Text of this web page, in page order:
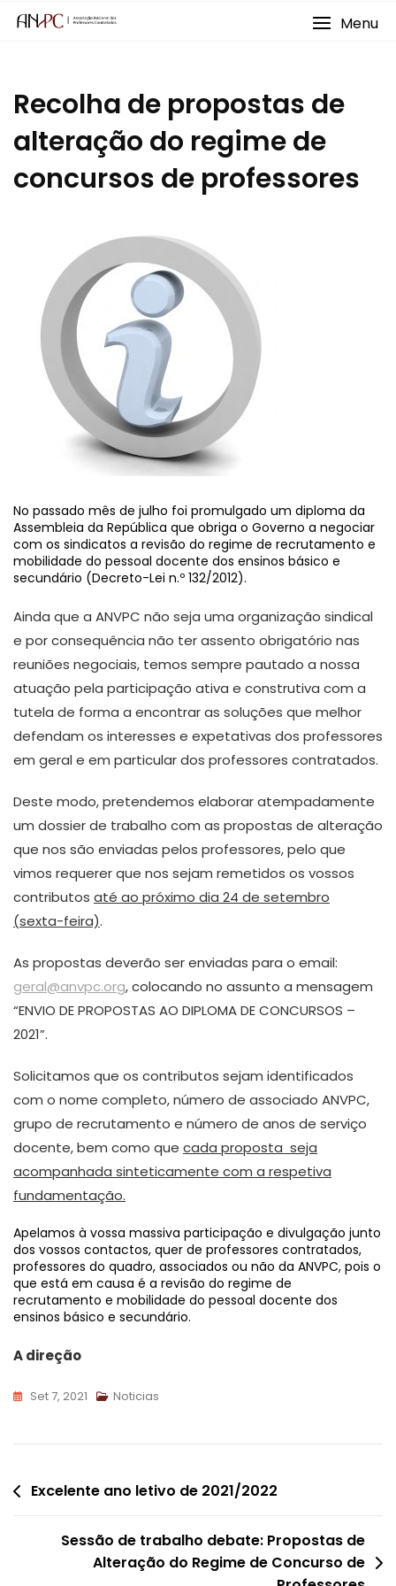
Menu
Recolha de propostas de
alteração do regime de
concursos de professores
No passado mês de julho foi promulgado um diploma da
Assembleia da República que obriga o Governo a negociar
com os sindicatos a revisão do regime de recrutamento e
mobilidade do pessoal docente dos ensinos básico e
secundário (Decreto-Lei n.º 132/2012).
Ainda que a ANVPC não seja uma organização sindical
e por consequência não ter assento obrigatório nas
reuniões negociais, temos sempre pautado a nossa
atuação pela participação ativa e construtiva com a
tutela de forma a encontrar as soluções que melhor
defendam os interesses e expetativas dos professores
em geral e em particular dos professores contratados.
Deste modo, pretendemos elaborar atempadamente
um dossier de trabalho com as propostas de alteração
que nos são enviadas pelos professores, pelo que
vimos requerer que nos sejam remetidos os vossos
contributos até ao próximo dia 24 de setembro
(sexta-feira).
As propostas deverão ser enviadas para o email:
geral@anvpc.org, colocando no assunto a mensagem
“ENVIO DE PROPOSTAS AO DIPLOMA DE CONCURSOS –
2021”.
Solicitamos que os contributos sejam identificados
com o nome completo, número de associado ANVPC,
grupo de recrutamento e número de anos de serviço
docente, bem como que cada proposta seja
acompanhada sinteticamente com a respetiva
fundamentação.
Apelamos à vossa massiva participação e divulgação junto
dos vossos contactos, quer de professores contratados,
professores do quadro, associados ou não da ANVPC, pois o
que está em causa é a revisão do regime de
recrutamento e mobilidade do pessoal docente dos
ensinos básico e secundário.
A direção
Set 7, 2021 Noticias
Navegação
artigos
Excelente ano letivo de 2021/2022
Sessão de trabalho debate: Propostas de
Alteração do Regime de Concurso de